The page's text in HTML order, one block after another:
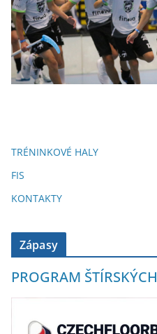
TRÉNINKOVÉ HALY
FIS
KONTAKTY
Zápasy
PROGRAM ŠTÍRSKÝCH